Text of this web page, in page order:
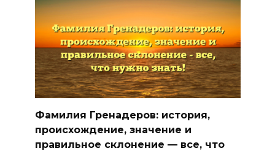
Фамилия Гренадеров: история,
происхождение, значение и
правильное склонение — все, что